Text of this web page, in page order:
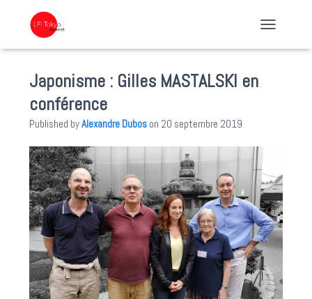
Japonisme : Gilles MASTALSKI en
conférence
Published byAlexandre Dubos on 20 septembre 2019